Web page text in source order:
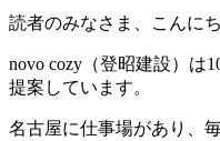
読者のみなさま、こんに
novo cozy（登昭建設）は
提案しています。
名古屋に仕事場があり、